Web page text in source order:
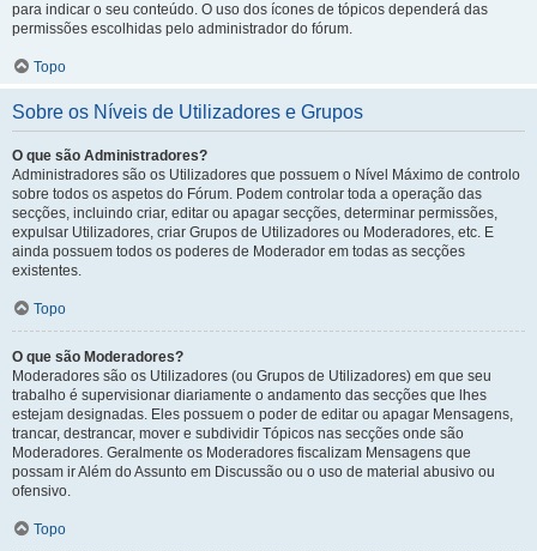
para indicar o seu conteúdo. O uso dos ícones de tópicos dependerá das
permissões escolhidas pelo administrador do fórum.
Topo
Sobre os Níveis de Utilizadores e Grupos
O que são Administradores?
Administradores são os Utilizadores que possuem o Nível Máximo de controlo
sobre todos os aspetos do Fórum. Podem controlar toda a operação das
secções, incluindo criar, editar ou apagar secções, determinar permissões,
expulsar Utilizadores, criar Grupos de Utilizadores ou Moderadores, etc. E
ainda possuem todos os poderes de Moderador em todas as secções
existentes.
Topo
O que são Moderadores?
Moderadores são os Utilizadores (ou Grupos de Utilizadores) em que seu
trabalho é supervisionar diariamente o andamento das secções que lhes
estejam designadas. Eles possuem o poder de editar ou apagar Mensagens,
trancar, destrancar, mover e subdividir Tópicos nas secções onde são
Moderadores. Geralmente os Moderadores fiscalizam Mensagens que
possam ir Além do Assunto em Discussão ou o uso de material abusivo ou
ofensivo.
Topo